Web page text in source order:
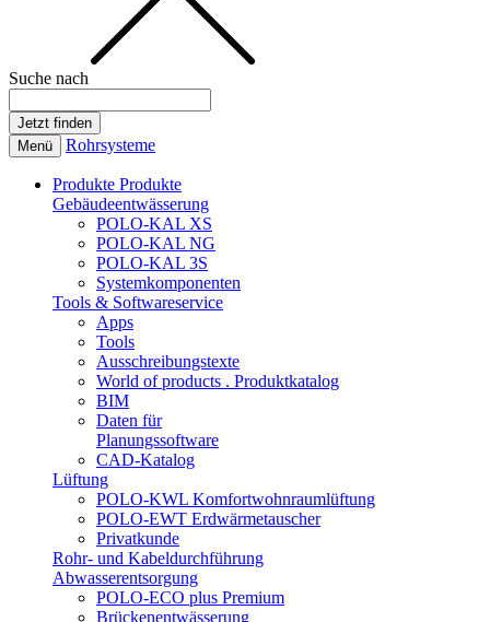
Suche nach
Menü Rohrsysteme
Produkte Produkte
Gebäudeentwässerung
POLO-KAL XS
POLO-KAL NG
POLO-KAL 3S
Systemkomponenten
Tools & Softwareservice
Apps
Tools
Ausschreibungstexte
World of products . Produktkatalog
BIM
Daten für
Planungssoftware
CAD-Katalog
Lüftung
POLO-KWL Komfortwohnraumlüftung
POLO-EWT Erdwärmetauscher
Privatkunde
Rohr- und Kabeldurchführung
Abwasserentsorgung
POLO-ECO plus Premium
Brückenentwässerung